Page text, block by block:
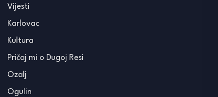
Vijesti
Karlovac
Kultura
Pričaj mi o Dugoj Resi
Ozalj
Ogulin